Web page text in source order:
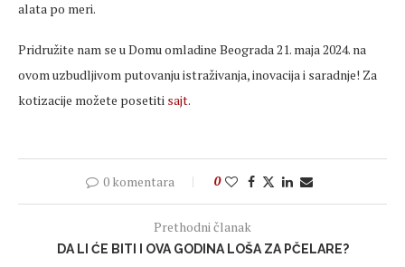
alata po meri.
Pridružite nam se u Domu omladine Beograda 21. maja 2024. na
ovom uzbudljivom putovanju istraživanja, inovacija i saradnje! Za
kotizacije možete posetiti sajt.
0 komentara 0
Prethodni članak
DA LI ĆE BITI I OVA GODINA LOŠA ZA PČELARE?